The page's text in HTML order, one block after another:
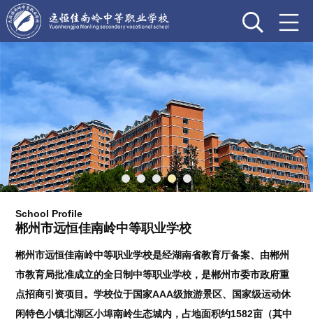
School Profile
郴州市远恒佳南岭中等职业学校
郴州市远恒佳南岭中等职业学校是经湖南省教育厅备案、由郴州
市教育局批准成立的全日制中等职业学校，是郴州市委市政府重
点招商引资项目。学校位于国家AAA级旅游景区、国家级运动休
闲特色小镇北湖区小埠南岭生态城内，占地面积约1582亩（其中